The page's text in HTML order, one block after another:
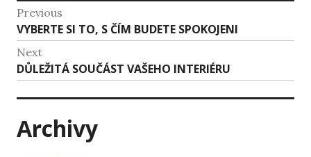
Navigace
pro
příspěvek
Previous
Previous
post:
VYBERTE SI TO, S ČÍM BUDETE SPOKOJENI
Next
Next
post:
DŮLEŽITÁ SOUČÁST VAŠEHO INTERIÉRU
Archivy